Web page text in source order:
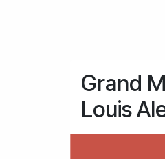
Grand
Louis